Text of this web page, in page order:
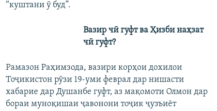
“куштани ӯ буд”.
Вазир чӣ гуфт ва Ҳизби наҳзат
чӣ гуфт?
Рамазон Раҳимзода, вазири корҳои дохилои
Тоҷикистон рӯзи 19-уми феврал дар нишасти
хабарие дар Душанбе гуфт, аз мақомоти Олмон дар
бораи муноқишаи ҷавонони тоҷик ҷузъиёт